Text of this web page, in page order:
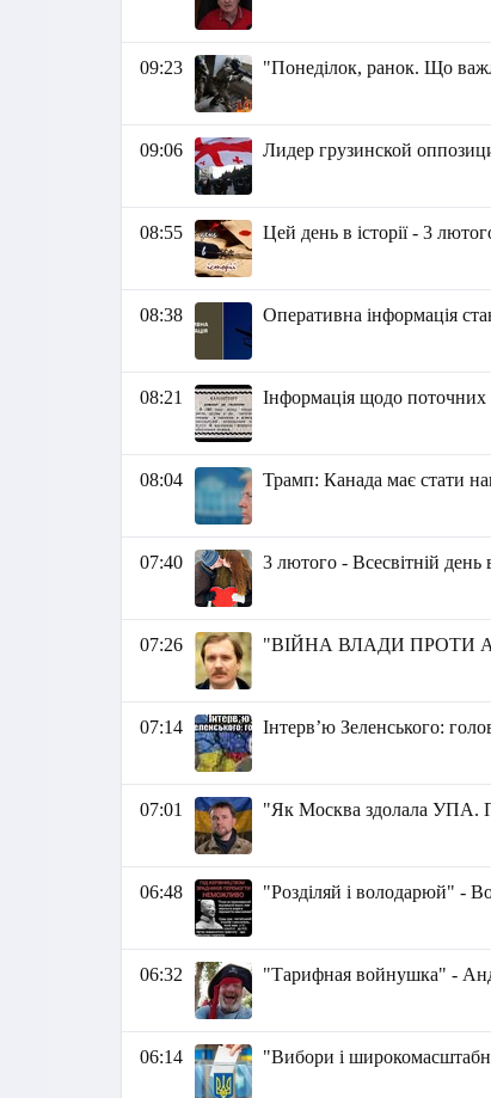
09:23 "Понеділок, ранок. Що
09:06 Лидер грузинской
08:55 Цей день в історії - 3
08:38 Оперативна інформація
08:21 Інформація щодо поточних
08:04 Трамп: Канада має стати
07:40 3 лютого - Всесвітній
07:26 "ВІЙНА ВЛАДИ ПРОТИ
07:14 Інтервʼю Зеленського:
07:01 "Як Москва здолала УПА.
06:48 "Розділяй і володарюй" -
06:32 "Тарифная войнушка" -
06:14 "Вибори і